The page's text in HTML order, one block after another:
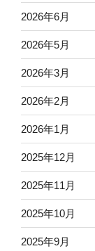
2026年6月
2026年5月
2026年3月
2026年2月
2026年1月
2025年12月
2025年11月
2025年10月
2025年9月